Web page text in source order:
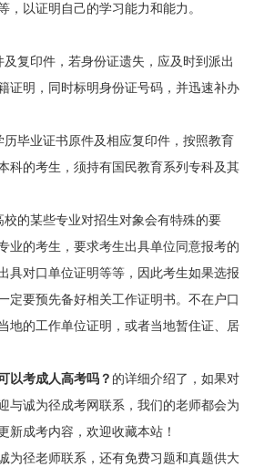
，以证明自己的学习能力和能力。
复印件，若身份证遗失，应及时到派出
证明，同时标明身份证号码，并迅速补办
毕业证书原件及相应复印件，按照教育
科的考生，须持有国民教育系列专科及其
的某些专业对招生对象会有特殊的要
业的考生，要求考生出具单位同意报考的
具对口单位证明等等，因此考生如果选报
定要预先备好相关工作证明书。不在户口
地的工作单位证明，或者当地暂住证、居
以考成人高考吗？ 的详细介绍了，如果对
与诚为径成考网联系，我们的老师都会为
新成考内容，欢迎收藏本站！
为径老师联系，还有免费习题和真题供大